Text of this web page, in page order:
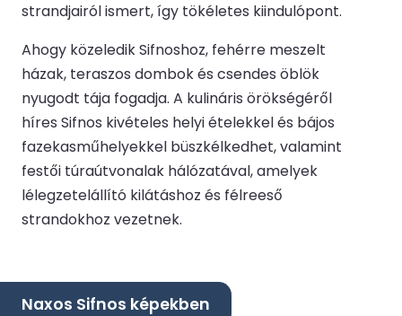
strandjairól ismert, így tökéletes kiindulópont.
Ahogy közeledik Sifnoshoz, fehérre meszelt
házak, teraszos dombok és csendes öblök
nyugodt tája fogadja. A kulináris örökségéről
híres Sifnos kivételes helyi ételekkel és bájos
fazekasműhelyekkel büszkélkedhet, valamint
festői túraútvonalak hálózatával, amelyek
lélegzetelállító kilátáshoz és félreeső
strandokhoz vezetnek.
Naxos Sifnos képekben